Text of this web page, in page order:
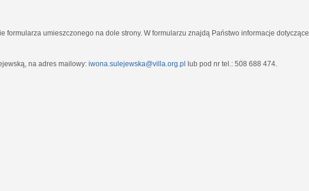
formularza umieszczonego na dole strony. W formularzu znajdą Państwo informacje dotyczące
na adres mailowy: iwona.sulejewska@villa.org.pl lub pod nr tel.: 508 688 474.